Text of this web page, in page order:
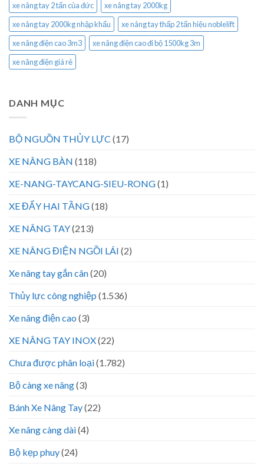
xe nâng tay 2 tấn của đức
xe nâng tay 2000kg
xe nâng tay 2000kg nhập khẩu
xe nâng tay thấp 2 tấn hiệu noblelift
xe nâng điện cao 3m3
xe nâng điện cao đi bộ 1500kg 3m
xe nâng điện giá rẻ
DANH MỤC
BỘ NGUỒN THỦY LỰC (17)
XE NÂNG BÀN (118)
XE-NANG-TAYCANG-SIEU-RONG(1)
XE ĐẨY HAI TẦNG(18)
XE NÂNG TAY(213)
XE NÂNG ĐIỆN NGỒI LÁI (2)
Xe nâng tay gắn cân(20)
Thủy lực công nghiệp (1.536)
Xe nâng điện cao (3)
XE NÂNG TAY INOX(22)
Chưa được phân loại(1.782)
Bộ càng xe nâng(3)
Bánh Xe Nâng Tay(22)
Xe nâng càng dài(4)
Bộ kẹp phuy(24)